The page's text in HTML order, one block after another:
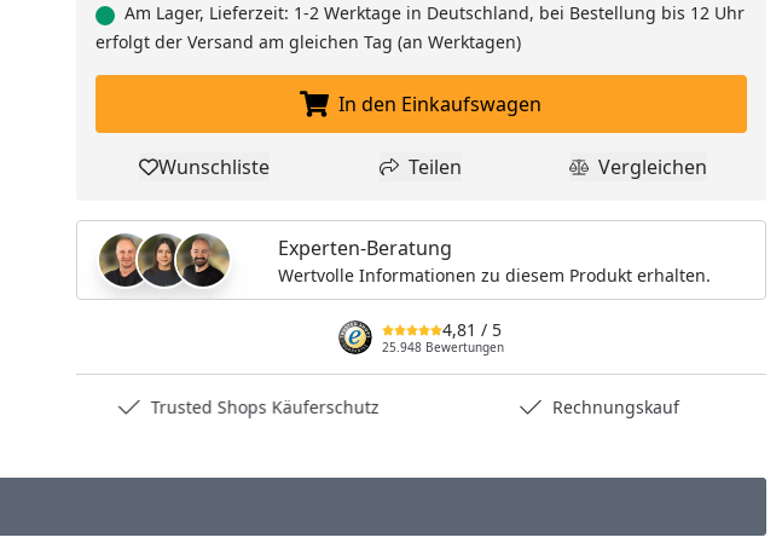
Am Lager, Lieferzeit: 1-2 Werktage in Deutschland, bei Bestellung bis 12 Uhr
erfolgt der Versand am gleichen Tag (an Werktagen)
In den Einkaufswagen legen
In den Einkaufswagen
Produkt zur Wunschliste hinzufügen
Wunschliste Teilen
Teilen Produkt
Vergleichen
Experten-Beratung
Wertvolle Informationen zu diesem Produkt erhalten.
4,81 / 5
25.948 Bewertungen
Trusted Shops Käuferschutz Rechnungskauf